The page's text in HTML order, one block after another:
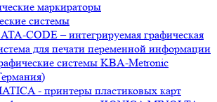
маркираторы
системы
CODE – интегрируемая графическая
для печати переменной информации
системы KBA-Metronic
- принтеры пластиковых карт